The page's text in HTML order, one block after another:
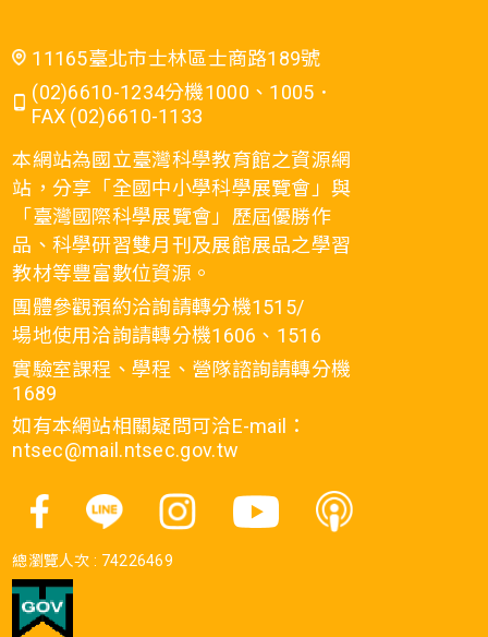
11165臺北市士林區士商路189號
(02)6610-1234分機1000、1005．
FAX (02)6610-1133
本網站為國立臺灣科學教育館之資源網
站，分享「全國中小學科學展覽會」與
「臺灣國際科學展覽會」歷屆優勝作
品、科學研習雙月刊及展館展品之學習
教材等豐富數位資源。
團體參觀預約洽詢請轉分機1515/
場地使用洽詢請轉分機1606、1516
實驗室課程、學程、營隊諮詢請轉分機
1689
如有本網站相關疑問可洽E-mail：
ntsec@mail.ntsec.gov.tw
總瀏覽人次 : 74226469